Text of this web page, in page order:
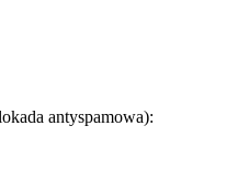
antyspamowa):